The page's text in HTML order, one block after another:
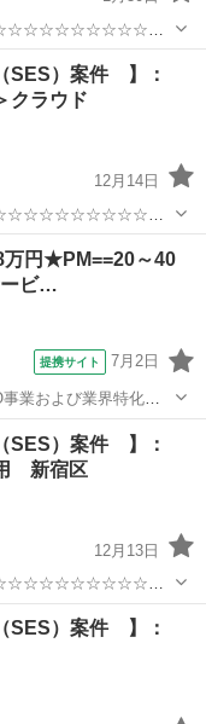
SES）案件 】：
クラウド
12月14日
ス
万円★PM==20～40
ビ…
提携サイト 7月2日
業および業界特化型
推進するための事業開
SES）案件 】：
新宿区
12月13日
ス
SES）案件 】：